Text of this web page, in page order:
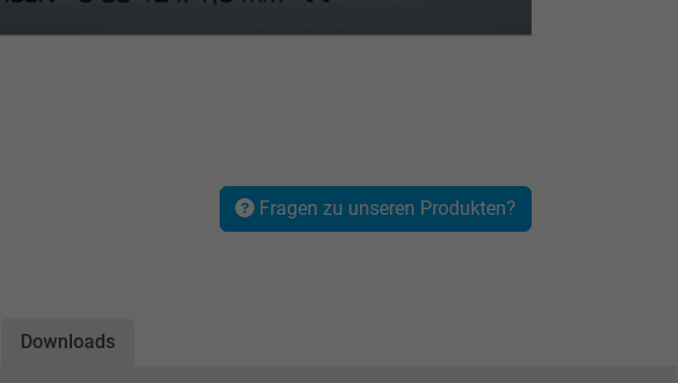
Fragen zu unseren Produkten?
Downloads